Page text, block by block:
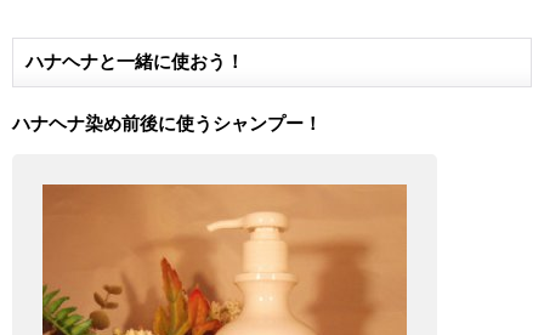
ハナヘナと一緒に使おう！
ハナヘナ染め前後に使うシャンプー！